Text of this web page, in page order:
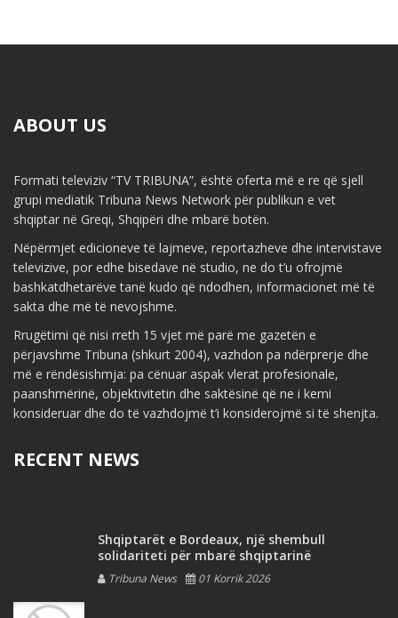
ABOUT US
Formati televiziv “TV TRIBUNA”, është oferta më e re që sjell
grupi mediatik Tribuna News Network për publikun e vet
shqiptar në Greqi, Shqipëri dhe mbarë botën.
Nëpërmjet edicioneve të lajmeve, reportazheve dhe intervistave
televizive, por edhe bisedave në studio, ne do t’u ofrojmë
bashkatdhetarëve tanë kudo që ndodhen, informacionet më të
sakta dhe më të nevojshme.
Rrugëtimi që nisi rreth 15 vjet më parë me gazetën e
përjavshme Tribuna (shkurt 2004), vazhdon pa ndërprerje dhe
më e rëndësishmja: pa cënuar aspak vlerat profesionale,
paanshmërinë, objektivitetin dhe saktësinë që ne i kemi
konsideruar dhe do të vazhdojmë t’i konsiderojmë si të shenjta.
RECENT NEWS
Shqiptarët e Bordeaux, një shembull
solidariteti për mbarë shqiptarinë
Tribuna News 01 Korrik 2026